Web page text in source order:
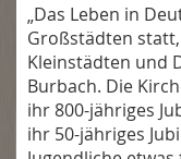
„Das Leben in
Großstädten
Kleinstädten und
Burbach. Die
ihr 800-jähriges
ihr 50-jähriges